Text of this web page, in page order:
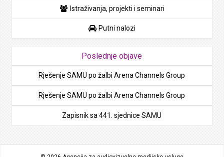
Istraživanja, projekti i seminari
Putni nalozi
Poslednje objave
Rješenje SAMU po žalbi Arena Channels Group
Rješenje SAMU po žalbi Arena Channels Group
Zapisnik sa 441. sjednice SAMU